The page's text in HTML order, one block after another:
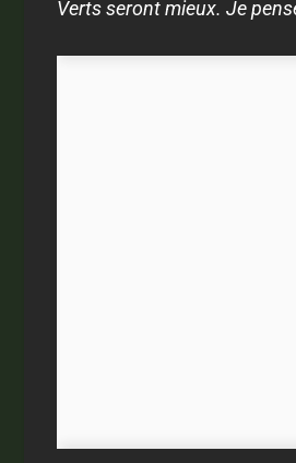
Verts seront mieux. Je